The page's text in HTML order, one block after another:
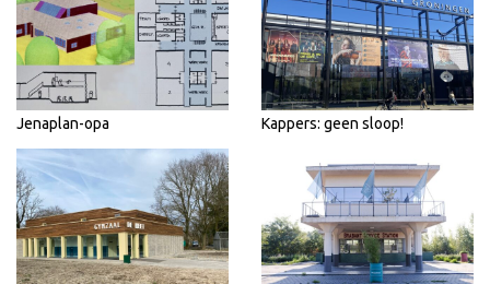
Jenaplan-opa Kappers: geen sloop!